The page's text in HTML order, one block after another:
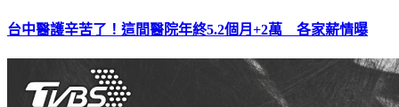
台中醫護辛苦了！這間醫院年終5.2個月+2萬 各家薪情曝